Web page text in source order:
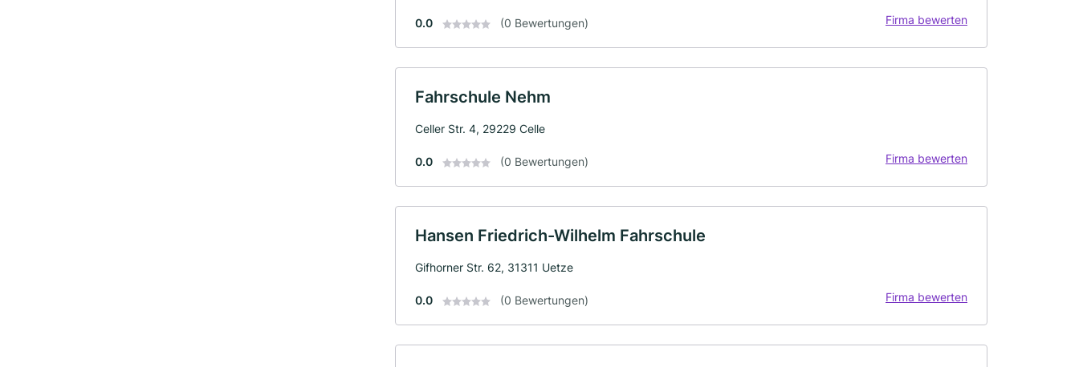
0.0 (0 Bewertungen) Firma bewerten
Fahrschule Nehm
Celler Str. 4, 29229 Celle
0.0 (0 Bewertungen) Firma bewerten
Hansen Friedrich-Wilhelm Fahrschule
Gifhorner Str. 62, 31311 Uetze
0.0 (0 Bewertungen) Firma bewerten